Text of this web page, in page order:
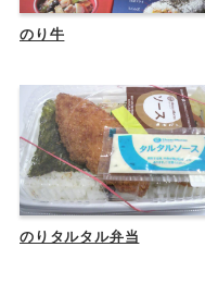
のり牛
のりタルタル弁当